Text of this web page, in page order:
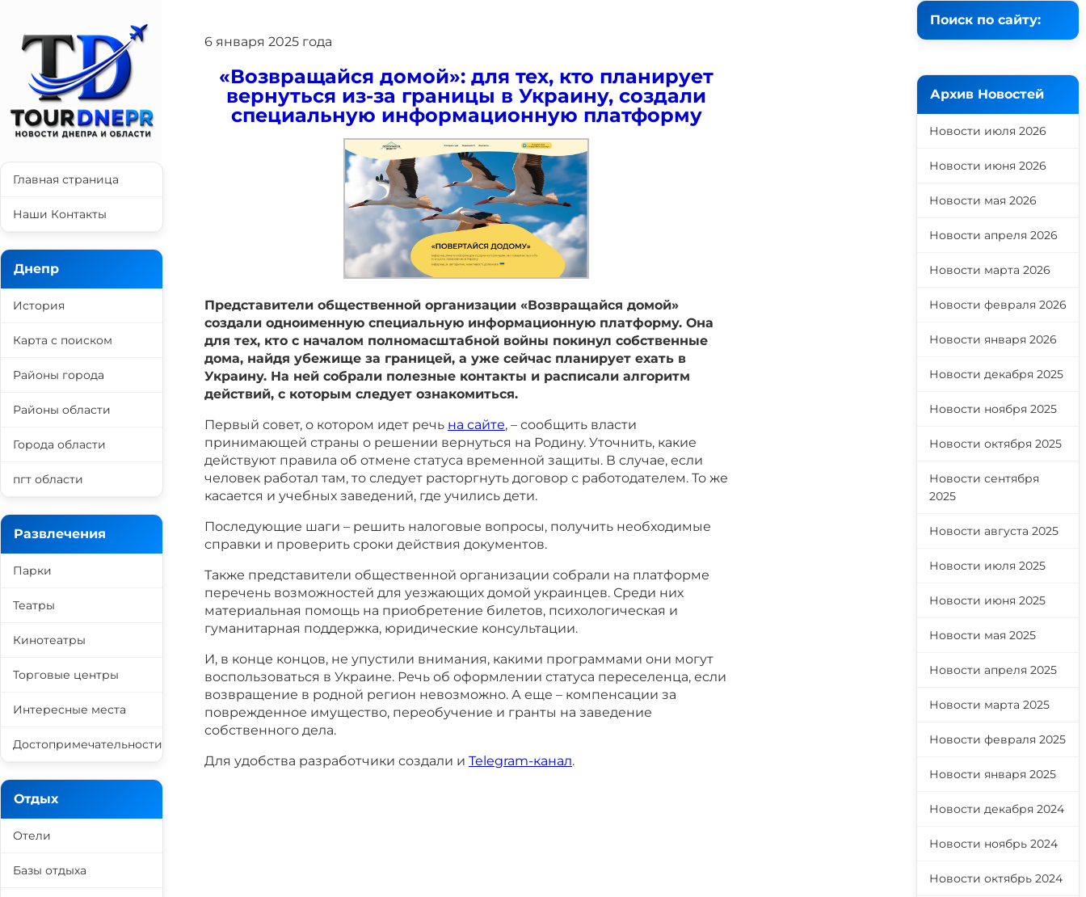
6 января 2025 года
«Возвращайся домой»: для тех, кто планирует
вернуться из-за границы в Украину, создали
специальную информационную платформу
Представители общественной организации «Возвращайся домой»
создали одноименную специальную информационную платформу. Она
для тех, кто с началом полномасштабной войны покинул собственные
дома, найдя убежище за границей, а уже сейчас планирует ехать в
Украину. На ней собрали полезные контакты и расписали алгоритм
действий, с которым следует ознакомиться.
Первый совет, о котором идет речь на сайте, – сообщить власти
принимающей страны о решении вернуться на Родину. Уточнить, какие
действуют правила об отмене статуса временной защиты. В случае, если
человек работал там, то следует расторгнуть договор с работодателем. То же
касается и учебных заведений, где учились дети.
Последующие шаги – решить налоговые вопросы, получить необходимые
справки и проверить сроки действия документов.
Также представители общественной организации собрали на платформе
перечень возможностей для уезжающих домой украинцев. Среди них
материальная помощь на приобретение билетов, психологическая и
гуманитарная поддержка, юридические консультации.
И, в конце концов, не упустили внимания, какими программами они могут
воспользоваться в Украине. Речь об оформлении статуса переселенца, если
возвращение в родной регион невозможно. А еще – компенсации за
поврежденное имущество, переобучение и гранты на заведение
собственного дела.
Для удобства разработчики создали и Telegram-канал.
Главная страница
Наши Контакты
Днепр
История
Карта с поиском
Районы города
Районы области
Города области
пгт области
Развлечения
Парки
Театры
Кинотеатры
Торговые центры
Интересные места
Достопримечательности
Отдых
Отели
Базы отдыха
Поиск по сайту:
Архив Новостей
Новости июля 2026
Новости июня 2026
Новости мая 2026
Новости апреля 2026
Новости марта 2026
Новости февраля 2026
Новости января 2026
Новости декабря 2025
Новости ноября 2025
Новости октября 2025
Новости сентября
2025
Новости августа 2025
Новости июля 2025
Новости июня 2025
Новости мая 2025
Новости апреля 2025
Новости марта 2025
Новости февраля 2025
Новости января 2025
Новости декабря 2024
Новости ноябрь 2024
Новости октябрь 2024